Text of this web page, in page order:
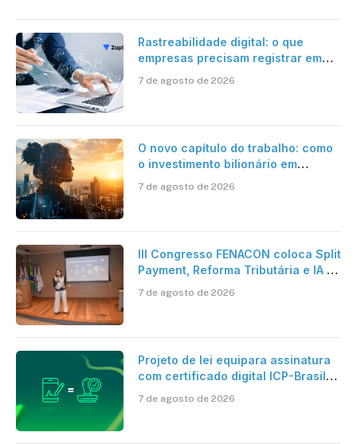
Rastreabilidade digital: o que
empresas precisam registrar em
7 de agosto de 2026
O novo capítulo do trabalho: como
o investimento bilionário em
verdadeira era da inteligência
7 de agosto de 2026
III Congresso FENACON coloca Split
Payment, Reforma Tributária e IA no
7 de agosto de 2026
Projeto de lei equipara assinatura
com certificado digital ICP-Brasil
cartório
7 de agosto de 2026